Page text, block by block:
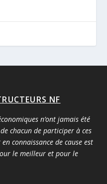
NF
n’ont jamais été
chacun de participer à ces
connaissance de cause est
le meilleur et pour le